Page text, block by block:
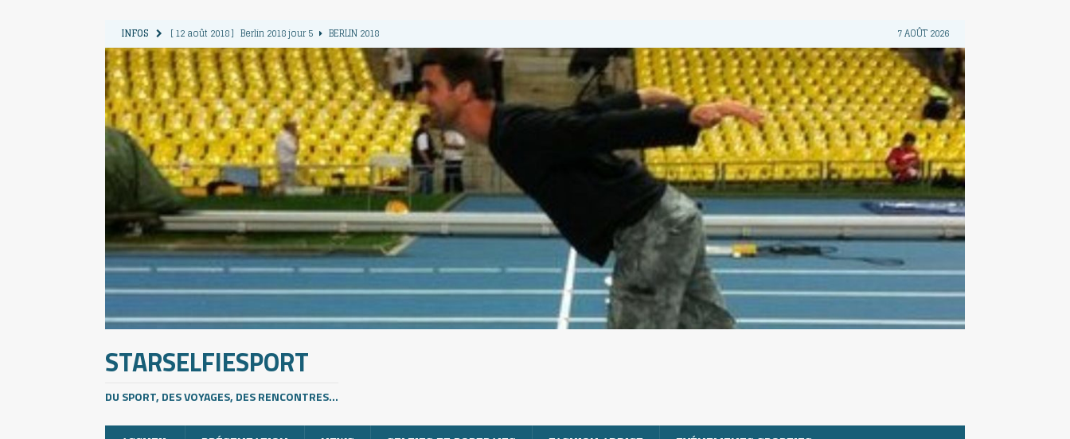
INFOS [ 12 août 2018 ] Berlin 2018 jour 5
BERLIN 2018
[ 11 août 2018 ] Berlin 2018 jour 4
BERLIN 2018
[ 10 août 2018 ] Berlin 2018 Jour 3
BERLIN 2018
[ 9 août 2018 ] Berlin 2018 jour 2
BERLIN 2018
[ 13 août 2018 ] Berlin 2018 jour 6 BERLIN 2018
7 AOÛT 2026
STARSELFIESPORT
DU SPORT, DES VOYAGES, DES RENCONTRES...